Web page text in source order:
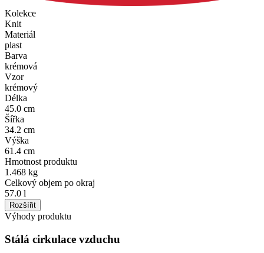
Kolekce
Knit
Materiál
plast
Barva
krémová
Vzor
krémový
Délka
45.0 cm
Šířka
34.2 cm
Výška
61.4 cm
Hmotnost produktu
1.468 kg
Celkový objem po okraj
57.0 l
Rozšířit
Výhody produktu
Stálá cirkulace vzduchu